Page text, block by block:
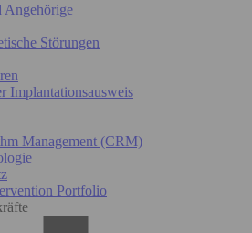
Angehörige
Störungen
Implantationsausweis
Management (CRM)
Portfolio